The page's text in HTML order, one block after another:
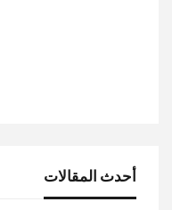
أحدث المقالات